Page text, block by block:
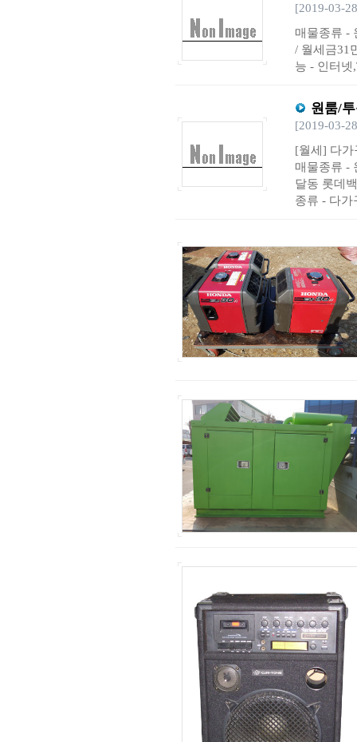
[2019-03-
매물종류 -
/ 월세금31
능 - 인터넷
원룸/
[2019-03-
[월세] 다가
매물종류 -
달동 롯데
종류 - 다가